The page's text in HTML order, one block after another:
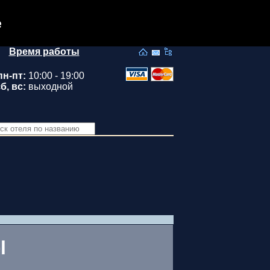
Время работы
пт:
вс:
10:00 - 19:00
выходной